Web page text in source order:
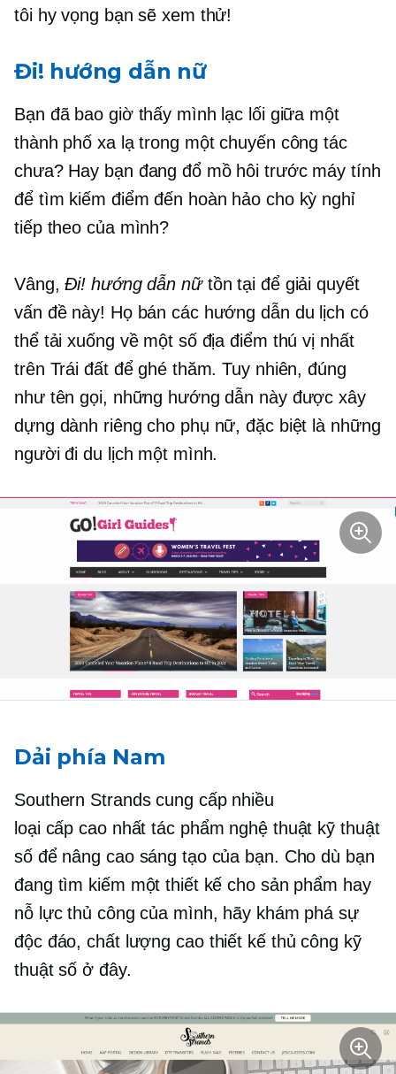
tôi hy vọng bạn sẽ xem thử!
Đi! hướng dẫn nữ
Bạn đã bao giờ thấy mình lạc lối giữa một
thành phố xa lạ trong một chuyến công tác
chưa? Hay bạn đang đổ mồ hôi trước máy tính
để tìm kiếm điểm đến hoàn hảo cho kỳ nghỉ
tiếp theo của mình?
Vâng,Đi! hướng dẫn nữtồn tại để giải quyết
vấn đề này! Họ bán các hướng dẫn du lịch có
thể tải xuống về một số địa điểm thú vị nhất
trên Trái đất để ghé thăm. Tuy nhiên, đúng
như tên gọi, những hướng dẫn này được xây
dựng dành riêng cho phụ nữ, đặc biệt là những
người đi du lịch một mình.
Dải phía Nam
Southern Strands cung cấp nhiều
loại cấp cao nhất tác phẩm nghệ thuật kỹ thuật
số để nâng cao sáng tạo của bạn. Cho dù bạn
đang tìm kiếm một thiết kế cho sản phẩm hay
nỗ lực thủ công của mình, hãy khám phá sự
độc đáo,chất lượng caothiết kế thủ công kỹ
thuật số ở đây.